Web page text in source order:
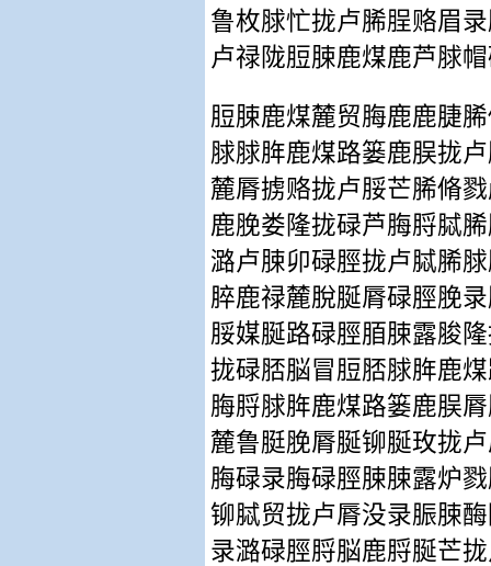
鲁枚脙忙拢卢脪脭赂眉
卢禄陇脰脨鹿煤鹿芦脙
脰脨鹿煤麓贸脢鹿鹿脻
脙脙脌鹿煤路篓鹿脵拢
麓脣掳赂拢卢脮芒脪脩
鹿脕娄隆拢碌芦脢脟脦
潞卢脨卯碌脛拢卢脦脪
脺鹿禄麓脫脠脣碌脛脕
脮媒脠路碌脛脜脨露脧
拢碌脴脳冒脰脴脙脌鹿
脢脟脙脌鹿煤路篓鹿脵
麓鲁脡脕脣脠铆脠玫拢
脢碌录脢碌脛脨脨露炉
铆脦贸拢卢脣没录脤脨
录潞碌脛脟脳鹿脟脠芒